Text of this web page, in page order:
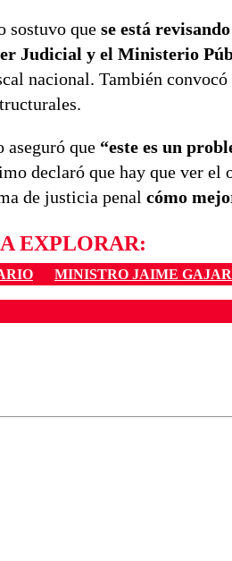
sostuvo que se está
Judicial y el Ministerio
nacional. También
que “este es un
declaró que hay que ver el
de justicia penal cómo
EXPLORAR:
MINISTRO JAIME